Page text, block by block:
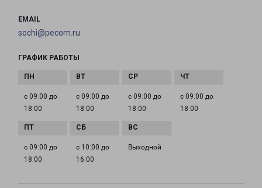
EMAIL
sochi@pecom.ru
ГРАФИК РАБОТЫ
с 09:00 до
18:00
с 09:00 до
18:00
с 09:00 до
18:00
с 09:00 до
18:00
с 09:00 до
18:00
с 10:00 до
16:00
Выходной